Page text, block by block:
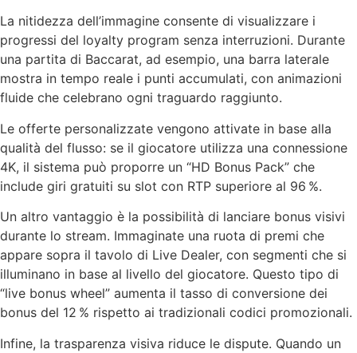
La nitidezza dell’immagine consente di visualizzare i
progressi del loyalty program senza interruzioni. Durante
una partita di Baccarat, ad esempio, una barra laterale
mostra in tempo reale i punti accumulati, con animazioni
fluide che celebrano ogni traguardo raggiunto.
Le offerte personalizzate vengono attivate in base alla
qualità del flusso: se il giocatore utilizza una connessione
4K, il sistema può proporre un “HD Bonus Pack” che
include giri gratuiti su slot con RTP superiore al 96 %.
Un altro vantaggio è la possibilità di lanciare bonus visivi
durante lo stream. Immaginate una ruota di premi che
appare sopra il tavolo di Live Dealer, con segmenti che si
illuminano in base al livello del giocatore. Questo tipo di
“live bonus wheel” aumenta il tasso di conversione dei
bonus del 12 % rispetto ai tradizionali codici promozionali.
Infine, la trasparenza visiva riduce le dispute. Quando un